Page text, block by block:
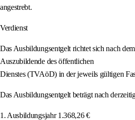
angestrebt.
Verdienst
Das Ausbildungsentgelt richtet sich nach
Auszubildende des öffentlichen
Dienstes (TVAöD) in der jeweils gültigen
Das Ausbildungsentgelt beträgt nach
1. Ausbildungsjahr 1.368,26 €